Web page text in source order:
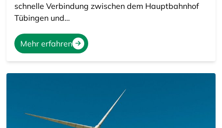
schnelle Verbindung zwischen dem Hauptbahnhof
Tübingen und…
Mehr erfahren